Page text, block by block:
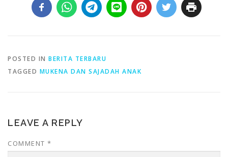
POSTED IN BERITA TERBARU
TAGGED MUKENA DAN SAJADAH ANAK
LEAVE A REPLY
COMMENT *